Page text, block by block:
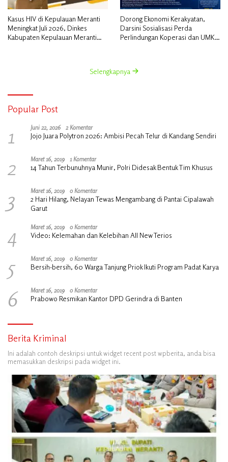
Kasus HIV di Kepulauan Meranti
Meningkat Juli 2026, Dinkes
Kabupaten Kepulauan Meranti
Dorong Ekonomi Kerakyatan,
Darsini Sosialisasi Perda
Perlindungan Koperasi dan UMKM
Selengkapnya
Popular Post
1 Juni 22, 2026 2 Komentar
Jojo Juara Polytron 2026: Ambisi Pecah Telur di Kandang Sendiri
2 Maret 16, 2019 1 Komentar
14 Tahun Terbunuhnya Munir, Polri Didesak Bentuk Tim Khusus
3 Maret 16, 2019 0 Komentar
2 Hari Hilang, Nelayan Tewas Mengambang di Pantai Cipalawah
Garut
4 Maret 16, 2019 0 Komentar
Video: Kelemahan dan Kelebihan All New Terios
5 Maret 16, 2019 0 Komentar
Bersih-bersih, 60 Warga Tanjung Priok Ikuti Program Padat Karya
6 Maret 16, 2019 0 Komentar
Prabowo Resmikan Kantor DPD Gerindra di Banten
Berita Kriminal
Ini adalah contoh deskripsi untuk widget recent post wpberita, anda bisa
memasukkan deskripsi pada widget ini.